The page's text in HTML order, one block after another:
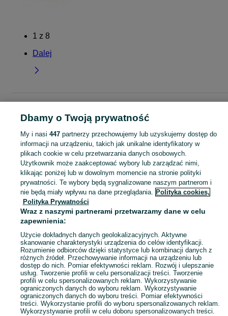
1 z 8
Dalej
Zegarki męskie - Bełchatów
KATEGORIA
Zobacz
Mapa kategorii
Mapa miejscowości
Mapa ministron
Popularne wyszukiwania
Dbamy o Twoją prywatność
My i nasi 447partnerzy przechowujemy lub uzyskujemy dostęp do
informacji na urządzeniu, takich jak unikalne identyfikatory w
plikach cookie w celu przetwarzania danych osobowych.
Użytkownik może zaakceptować wybory lub zarządzać nimi,
klikając poniżej lub w dowolnym momencie na stronie polityki
prywatności. Te wybory będą sygnalizowane naszym partnerom i
nie będą miały wpływu na dane przeglądania. Polityka cookies,
Polityka Prywatności
Wraz z naszymi partnerami przetwarzamy dane w celu
zapewnienia:
Użycie dokładnych danych geolokalizacyjnych. Aktywne
skanowanie charakterystyki urządzenia do celów identyfikacji.
Rozumienie odbiorców dzięki statystyce lub kombinacji danych z
różnych źródeł. Przechowywanie informacji na urządzeniu lub
dostęp do nich. Pomiar efektywności reklam. Rozwój i ulepszanie
usług. Tworzenie profili w celu personalizacji treści. Tworzenie
profili w celu spersonalizowanych reklam. Wykorzystywanie
ograniczonych danych do wyboru reklam. Wykorzystywanie
ograniczonych danych do wyboru treści. Pomiar efektywności
treści. Wykorzystanie profili do wyboru spersonalizowanych reklam.
Wykorzystywanie profili w celu doboru spersonalizowanych treści.